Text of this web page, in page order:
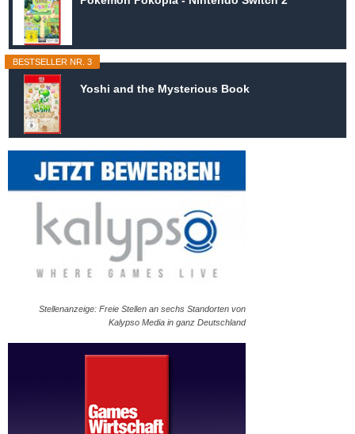
BESTSELLER NR. 3
Yoshi and the Mysterious Book
Stellenanzeige: Freie Stellen an sechs Standorten von
Kalypso Media in ganz Deutschland